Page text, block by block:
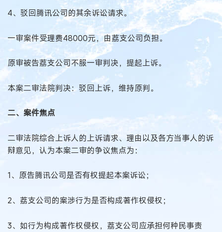
4、驳回腾讯公司的其余诉讼请求。
一审案件受理费48000元，由荔支公司负担。
原审被告荔支公司不服一审判决，提起上诉。
本案二审法院判决：驳回上诉，维持原判。
二、案件焦点
二审法院综合上诉人的上诉请求、理由以及各方当事人的诉
辩意见，认为本案二审的争议焦点为：
1、原告腾讯公司是否有权提起本案诉讼；
2、荔支公司的案涉行为是否构成著作权侵权；
3、如行为构成著作权侵权，荔支公司应承担何种民事责